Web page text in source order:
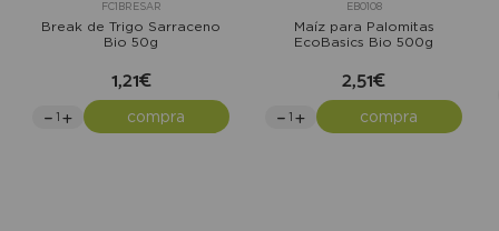
FC1BRESAR
Break de Trigo Sarraceno
Bio 50g
1,21€
compra
EB0108
Maíz para Palomitas
EcoBasics Bio 500g
2,51€
compra